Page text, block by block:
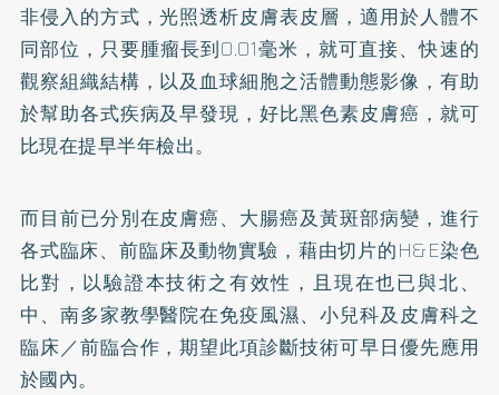
非侵入的方式，光照透析皮膚表皮層，適用於人體不
同部位，只要腫瘤長到0.01毫米，就可直接、快速的
觀察組織結構，以及血球細胞之活體動態影像，有助
於幫助各式疾病及早發現，好比黑色素皮膚癌，就可
比現在提早半年檢出。
而目前已分別在皮膚癌、大腸癌及黃斑部病變，進行
各式臨床、前臨床及動物實驗，藉由切片的H&E染色
比對，以驗證本技術之有效性，且現在也已與北、
中、南多家教學醫院在免疫風濕、小兒科及皮膚科之
臨床／前臨合作，期望此項診斷技術可早日優先應用
於國內。